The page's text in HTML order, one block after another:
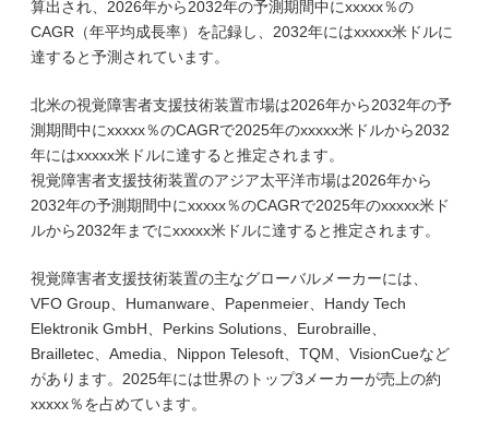
算出され、2026年から2032年の予測期間中にxxxxx％の
CAGR（年平均成長率）を記録し、2032年にはxxxxx米ドルに
達すると予測されています。
北米の視覚障害者支援技術装置市場は2026年から2032年の予
測期間中にxxxxx％のCAGRで2025年のxxxxx米ドルから2032
年にはxxxxx米ドルに達すると推定されます。
視覚障害者支援技術装置のアジア太平洋市場は2026年から
2032年の予測期間中にxxxxx％のCAGRで2025年のxxxxx米ド
ルから2032年までにxxxxx米ドルに達すると推定されます。
視覚障害者支援技術装置の主なグローバルメーカーには、
VFO Group、Humanware、Papenmeier、Handy Tech
Elektronik GmbH、Perkins Solutions、Eurobraille、
Brailletec、Amedia、Nippon Telesoft、TQM、VisionCueなど
があります。2025年には世界のトップ3メーカーが売上の約
xxxxx％を占めています。